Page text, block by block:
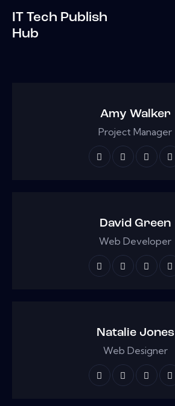
IT Tech Publish
Hub
Amy Walker
Project Manager
David Green
Web Developer
Natalie Jones
Web Designer